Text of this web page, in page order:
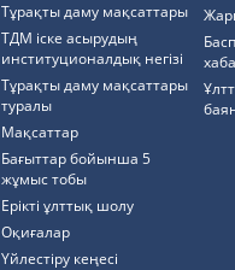
Тұрақты даму мақсаттары
ТДМ іске асырудың
институционалдық негізі
Тұрақты даму мақсаттары
туралы
Мақсаттар
Бағыттар бойынша 5
жұмыс тобы
Ерікті ұлттық шолу
Оқиғалар
Үйлестіру кеңесі